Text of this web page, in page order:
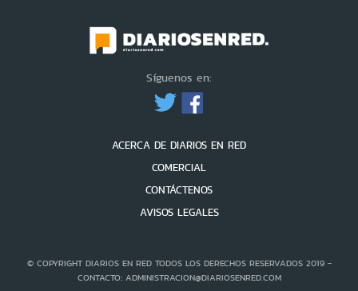
Síguenos en:
ACERCA DE DIARIOS EN RED
COMERCIAL
CONTÁCTENOS
AVISOS LEGALES
© COPYRIGHT DIARIOS EN RED TODOS LOS DERECHOS RESERVADOS 2019 -
CONTACTO: ADMINISTRACION@DIARIOSENRED.COM